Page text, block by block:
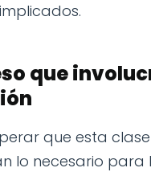
que
que esta
lo necesario para